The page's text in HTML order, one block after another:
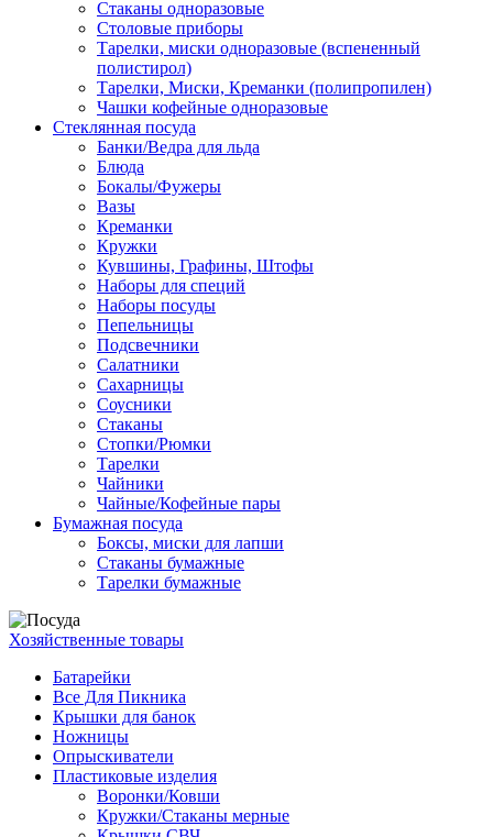
Стаканы одноразовые
Столовые приборы
Тарелки, миски одноразовые (вспененный
полистирол)
Тарелки, Миски, Креманки (полипропилен)
Чашки кофейные одноразовые
Стеклянная посуда
Банки/Ведра для льда
Блюда
Бокалы/Фужеры
Вазы
Креманки
Кружки
Кувшины, Графины, Штофы
Наборы для специй
Наборы посуды
Пепельницы
Подсвечники
Салатники
Сахарницы
Соусники
Стаканы
Стопки/Рюмки
Тарелки
Чайники
Чайные/Кофейные пары
Бумажная посуда
Боксы, миски для лапши
Стаканы бумажные
Тарелки бумажные
Хозяйственные товары
Батарейки
Все Для Пикника
Крышки для банок
Ножницы
Опрыскиватели
Пластиковые изделия
Воронки/Ковши
Кружки/Стаканы мерные